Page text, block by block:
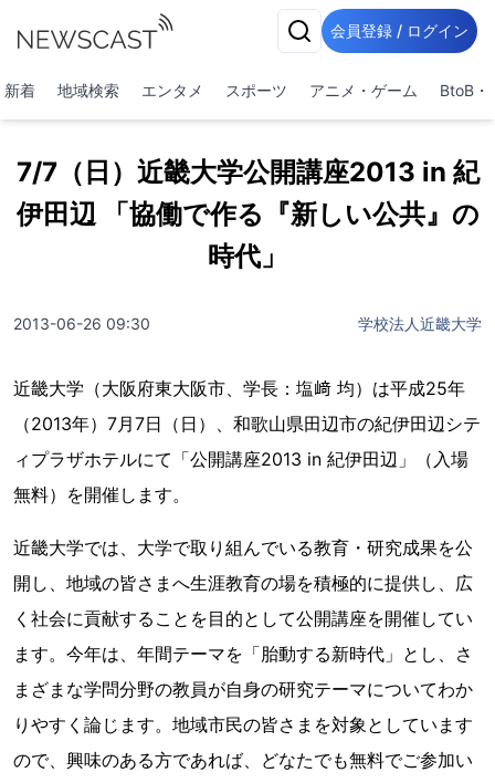
会員登録 / ログイン
新着 地域検索 エンタメ スポーツ アニメ・ゲーム BtoB・
7/7（日）近畿大学公開講座2013 in 紀
伊田辺 「協働で作る『新しい公共』の
時代」
2013-06-26 09:30 学校法人近畿大学
近畿大学（大阪府東大阪市、学長：塩﨑 均）は平成25年
（2013年）7月7日（日）、和歌山県田辺市の紀伊田辺シテ
ィプラザホテルにて「公開講座2013 in 紀伊田辺」（入場
無料）を開催します。
近畿大学では、大学で取り組んでいる教育・研究成果を公
開し、地域の皆さまへ生涯教育の場を積極的に提供し、広
く社会に貢献することを目的として公開講座を開催してい
ます。今年は、年間テーマを「胎動する新時代」とし、さ
まざまな学問分野の教員が自身の研究テーマについてわか
りやすく論じます。地域市民の皆さまを対象としています
ので、興味のある方であれば、どなたでも無料でご参加い